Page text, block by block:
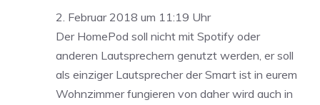
2. Februar 2018 um 11:19 Uhr
Der HomePod soll nicht mit Spotify oder
anderen Lautsprechern genutzt werden, er soll
als einziger Lautsprecher der Smart ist in eurem
Wohnzimmer fungieren von daher wird auch in